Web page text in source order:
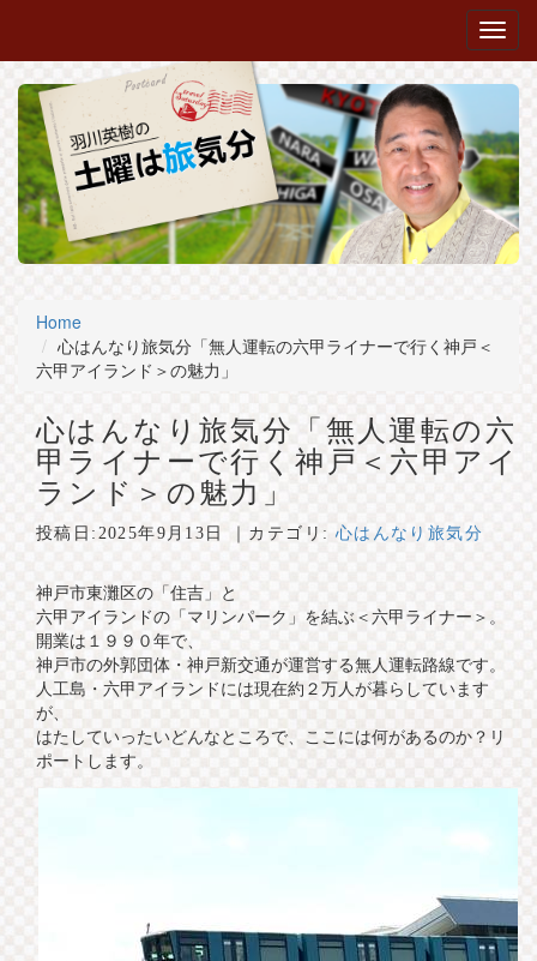
Home
心はんなり旅気分「無人運転の六甲ライナーで行く神戸＜
六甲アイランド＞の魅力」
心はんなり旅気分「無人運転の六
甲ライナーで行く神戸＜六甲アイ
ランド＞の魅力」
投稿日: 2025年9月13日 ｜カテゴリ:心はんなり旅気分
神戸市東灘区の「住吉」と
六甲アイランドの「マリンパーク」を結ぶ＜六甲ライナー＞。
開業は１９９０年で、
神戸市の外郭団体・神戸新交通が運営する無人運転路線です。
人工島・六甲アイランドには現在約２万人が暮らしています
が、
はたしていったいどんなところで、ここには何があるのか？リ
ポートします。